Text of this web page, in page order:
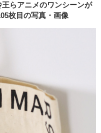
グッズ
ビジネス
アーティスト
実写
イベント
映画/ドラマ
王らアニメのワンシーンが
枚目の写真・画像